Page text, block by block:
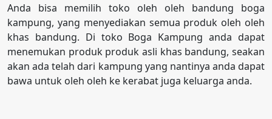
Anda bisa memilih toko oleh oleh bandung boga
kampung, yang menyediakan semua produk oleh oleh
khas bandung. Di toko Boga Kampung anda dapat
menemukan produk produk asli khas bandung, seakan
akan ada telah dari kampung yang nantinya anda dapat
bawa untuk oleh oleh ke kerabat juga keluarga anda.